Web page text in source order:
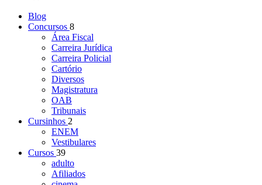
Blog
Concursos 8
Área Fiscal
Carreira Jurídica
Carreira Policial
Cartório
Diversos
Magistratura
OAB
Tribunais
Cursinhos 2
ENEM
Vestibulares
Cursos 39
adulto
Afiliados